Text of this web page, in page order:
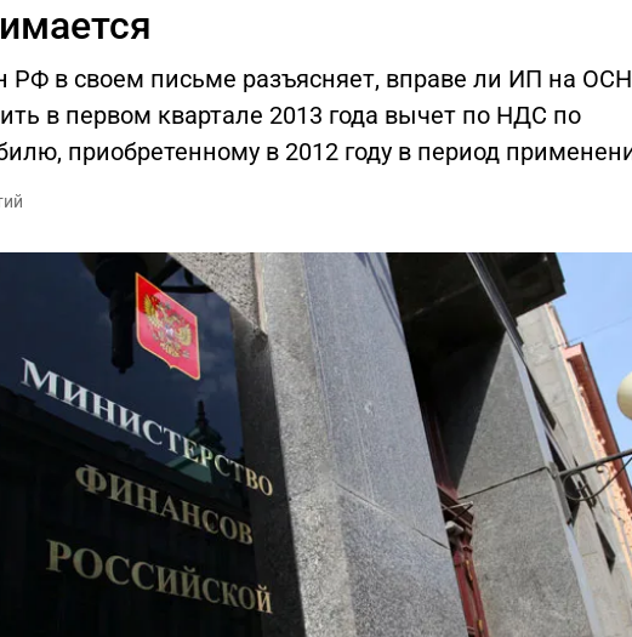
в своем письме разъясняет, вправе ли ИП на
в первом квартале 2013 года вычет по НДС по
приобретенному в 2012 году в период